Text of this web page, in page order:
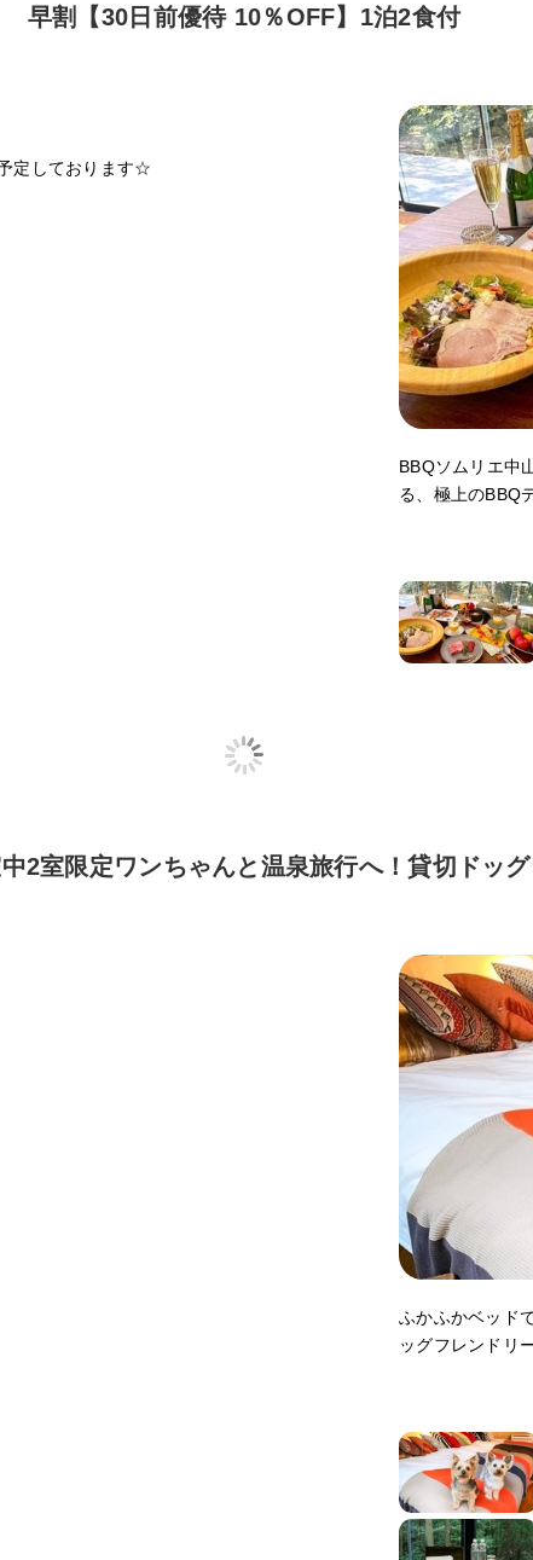
早割【30日前優待 10％OFF】1泊2食付
定しております☆
BBQソムリエ中
る、極上のBBQ
中2室限定ワンちゃんと温泉旅行へ！貸切ドッ
ふかふかベッド
ッグフレンドリ